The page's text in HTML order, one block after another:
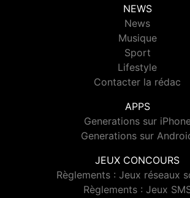
NEWS
News
Musique
Sport
Lifestyle
Contacter la rédac
APPS
Generations sur
Generations sur
JEUX CONCOURS
Règlements : Jeux réseaux
Règlements : Jeux